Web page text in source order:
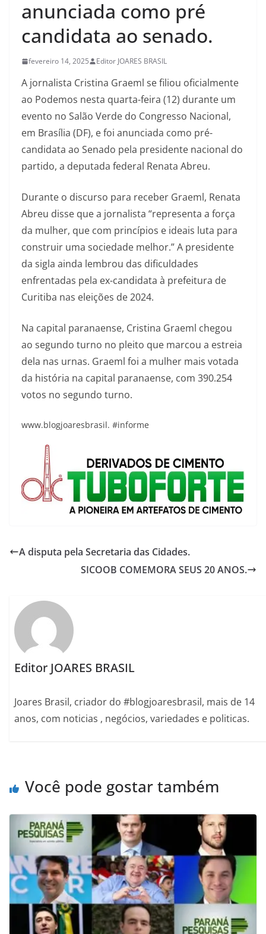
anunciada como pré
candidata ao senado.
fevereiro 14, 2025 Editor JOARES BRASIL
A jornalista Cristina Graeml se filiou oficialmente
ao Podemos nesta quarta-feira (12) durante um
evento no Salão Verde do Congresso Nacional,
em Brasília (DF), e foi anunciada como pré-
candidata ao Senado pela presidente nacional do
partido, a deputada federal Renata Abreu.
Durante o discurso para receber Graeml, Renata
Abreu disse que a jornalista “representa a força
da mulher, que com princípios e ideais luta para
construir uma sociedade melhor.” A presidente
da sigla ainda lembrou das dificuldades
enfrentadas pela ex-candidata à prefeitura de
Curitiba nas eleições de 2024.
Na capital paranaense, Cristina Graeml chegou
ao segundo turno no pleito que marcou a estreia
dela nas urnas. Graeml foi a mulher mais votada
da história na capital paranaense, com 390.254
votos no segundo turno.
www.blogjoaresbrasil. #informe
A disputa pela Secretaria das Cidades.
SICOOB COMEMORA SEUS 20 ANOS.
Editor JOARES BRASIL
Joares Brasil, criador do #blogjoaresbrasil, mais de 14
anos, com noticias , negócios, variedades e politicas.
Você pode gostar também